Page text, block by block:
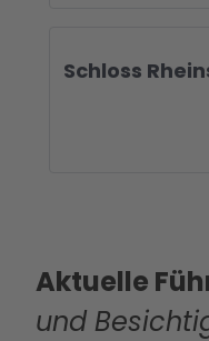
Schloss
Aktuelle
und